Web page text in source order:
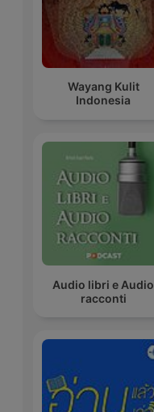
Wayang Kulit
Indonesia
Audio libri e Audio
racconti